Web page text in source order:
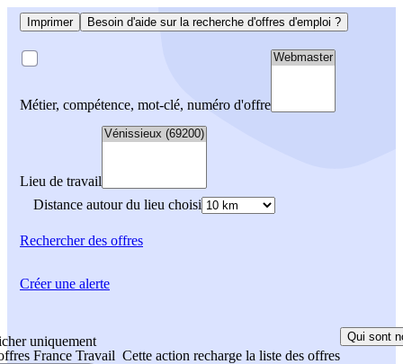
Imprimer Besoin d'aide sur la recherche d'offres d'emploi ?
Métier, compétence, mot-clé, numéro d'offre
Lieu de travail
Distance autour du lieu choisi
Rechercherdes offres
uniquement
France Travail Cette action recharge la liste des offres
Qui sont
Créer une alerte